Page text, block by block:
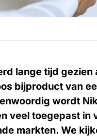
lange tijd gezien
bijproduct van
wordt
veel toegepast in
markten. We